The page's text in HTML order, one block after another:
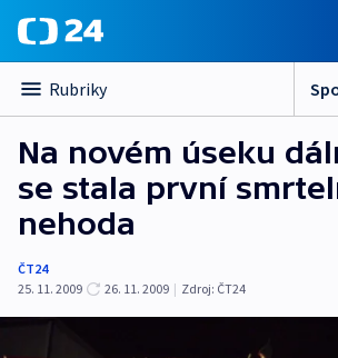
Rubriky
Na novém úseku
se stala první
nehoda
ČT24
25. 11. 2009
26. 11. 2009 | Zdroj: ČT24